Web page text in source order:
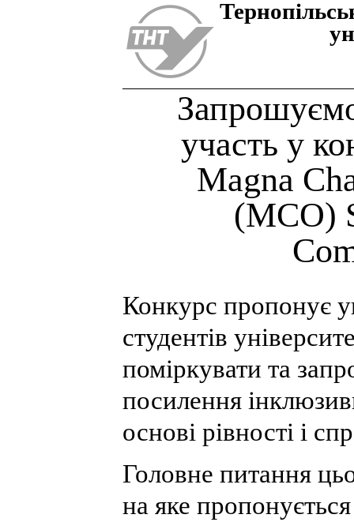
участь у
Magna
(MCO)
Конкурс пропонує
студентів
поміркувати та
посилення
основі рівності і
Головне питання
на яке